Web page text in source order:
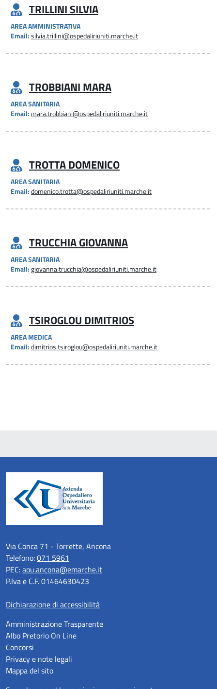
TRILLINI SILVIA
AREA AMMINISTRATIVA
Email: silvia.trillini@ospedaliriuniti.marche.it
TROBBIANI MARA
AREA SANITARIA
Email: mara.trobbiani@ospedaliriuniti.marche.it
TROTTA DOMENICO
AREA SANITARIA
Email: domenico.trotta@ospedaliriuniti.marche.it
TRUCCHIA GIOVANNA
AREA SANITARIA
Email: giovanna.trucchia@ospedaliriuniti.marche.it
TSIROGLOU DIMITRIOS
AREA MEDICA
Email: dimitrios.tsiroglou@ospedaliriuniti.marche.it
Via Conca 71 - Torrette, Ancona
Telefono:071 5961
PEC:aou.ancona@emarche.it
P.Iva e C.F. 01464630423
Dichiarazione di accessibilità
Amministrazione Trasparente
Albo Pretorio On Line
Concorsi
Privacy e note legali
Mappa del sito